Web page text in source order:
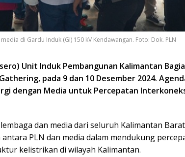
di Gardu Induk (GI) 150 kV Kendawangan. Foto: Dok. PLN
Unit Induk Pembangunan Kalimantan
pada 9 dan 10 Desember 2024.
dengan Media untuk Percepatan
dan media dari seluruh Kalimantan
PLN dan media dalam mendukung
kelistrikan di wilayah Kalimantan.